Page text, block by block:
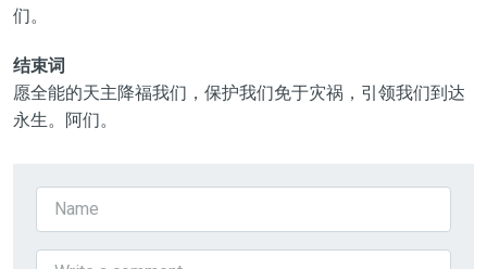
们。
结束词
愿全能的天主降福我们，保护我们免于灾祸，引领我们到达
永生。阿们。